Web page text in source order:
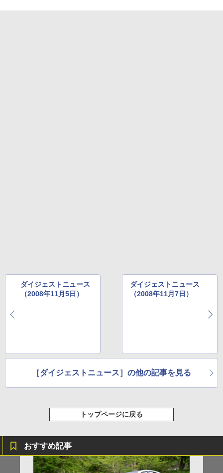
ダイジェストニュース
（2008年11月5日）
ダイジェストニュース
（2008年11月7日）
［ダイジェストニュース］の他の記事を見る
トップページに戻る
おすすめ記事